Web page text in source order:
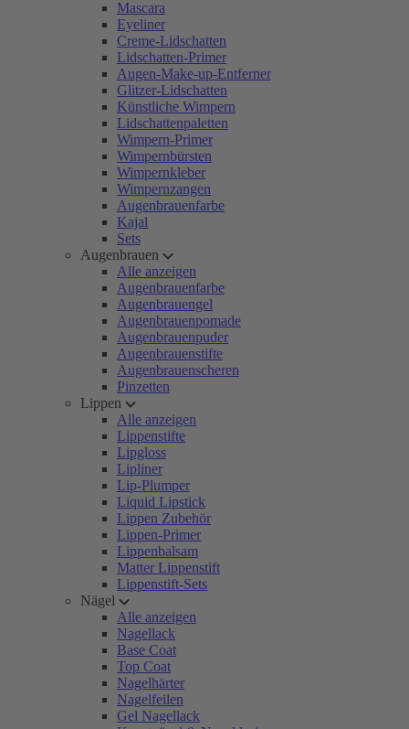
Mascara
Eyeliner
Creme-Lidschatten
Lidschatten-Primer
Augen-Make-up-Entferner
Glitzer-Lidschatten
Künstliche Wimpern
Lidschattenpaletten
Wimpern-Primer
Wimpernbürsten
Wimpernkleber
Wimpernzangen
Augenbrauenfarbe
Kajal
Sets
Augenbrauen
Alle anzeigen
Augenbrauenfarbe
Augenbrauengel
Augenbrauenpomade
Augenbrauenpuder
Augenbrauenstifte
Augenbrauenscheren
Pinzetten
Lippen
Alle anzeigen
Lippenstifte
Lipgloss
Lipliner
Lip-Plumper
Liquid Lipstick
Lippen Zubehör
Lippen-Primer
Lippenbalsam
Matter Lippenstift
Lippenstift-Sets
Nägel
Alle anzeigen
Nagellack
Base Coat
Top Coat
Nagelhärter
Nagelfeilen
Gel Nagellack